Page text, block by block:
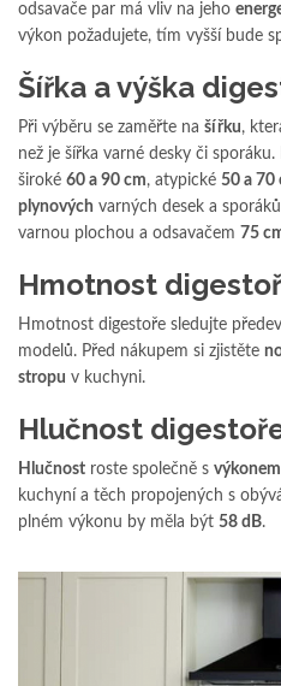
odsavače par má vliv na jeho
výkon požadujete, tím vyšší bude
Šířka a výška
Při výběru se zaměřte na šířku,
než je šířka varné desky či
široké 60 a 90 cm, atypické 50 a 70
plynových varných desek a
varnou plochou a odsavačem 75
Hmotnost
Hmotnost digestoře sledujte
modelů. Před nákupem si zjistěte
stropu v kuchyni.
Hlučnost
Hlučnost roste společně s výkonem
kuchyní a těch propojených s
plném výkonu by měla být 58 dB.